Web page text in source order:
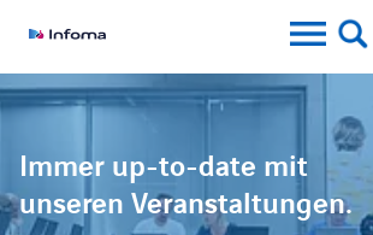
Immer up-to-date mit
unseren Veranstaltungen.